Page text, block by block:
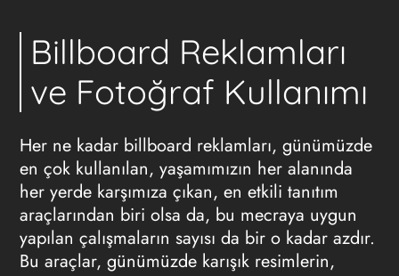
Billboard Reklamları
ve Fotoğraf Kullanımı
Her ne kadar billboard reklamları, günümüzde
en çok kullanılan, yaşamımızın her alanında
her yerde karşımıza çıkan, en etkili tanıtım
araçlarından biri olsa da, bu mecraya uygun
yapılan çalışmaların sayısı da bir o kadar azdır.
Bu araçlar, günümüzde karışık resimlerin,